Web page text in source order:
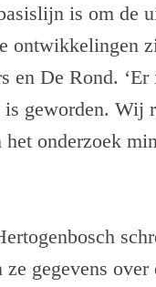
is om de
ontwikkelingen
en De Rond.
geworden. Wij
onderzoek
gegevens